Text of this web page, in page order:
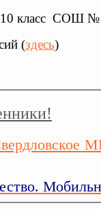
10 класс СОШ
(здесь)